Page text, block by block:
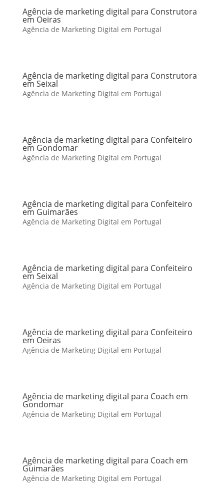
Agência de marketing digital para Construtora
em Oeiras
Agência de Marketing Digital em Portugal
Agência de marketing digital para Construtora
em Seixal
Agência de Marketing Digital em Portugal
Agência de marketing digital para Confeiteiro
em Gondomar
Agência de Marketing Digital em Portugal
Agência de marketing digital para Confeiteiro
em Guimarães
Agência de Marketing Digital em Portugal
Agência de marketing digital para Confeiteiro
em Seixal
Agência de Marketing Digital em Portugal
Agência de marketing digital para Confeiteiro
em Oeiras
Agência de Marketing Digital em Portugal
Agência de marketing digital para Coach em
Gondomar
Agência de Marketing Digital em Portugal
Agência de marketing digital para Coach em
Guimarães
Agência de Marketing Digital em Portugal